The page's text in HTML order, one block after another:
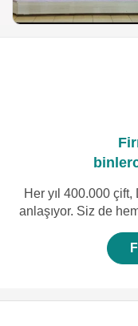
Her yıl 400.000
anlaşıyor. Siz de